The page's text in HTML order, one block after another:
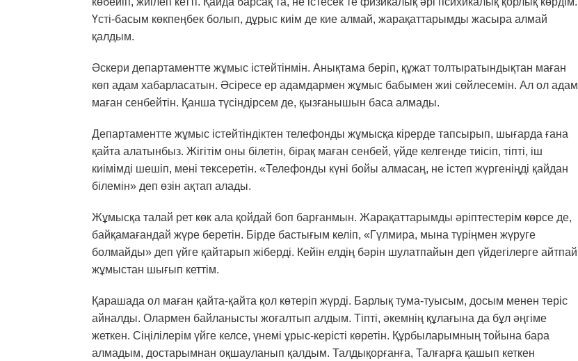
Үсті-басым көкпеңбек болып, дұрыс киім де кие алмай, жарақаттарымды жасыра алмай
қалдым.
Әскери департаментте жұмыс істейтінмін. Анықтама беріп, құжат толтыратындықтан маған
көп адам хабарласатын. Әсіресе ер адамдармен жұмыс бабымен жиі сөйлесемін. Ал ол адам
маған сенбейтін. Қанша түсіндірсем де, қызғанышын баса алмады.
Департаментте жұмыс істейтіндіктен телефонды жұмысқа кірерде тапсырып, шығарда ғана
қайта алатынбыз. Жігітім оны білетін, бірақ маған сенбей, үйде келгенде тиісіп, тіпті, іш
киімімді шешіп, мені тексеретін. «Телефонды күні бойы алмасаң, не істеп жүргеніңді қайдан
білемін» деп өзін ақтап алады.
Жұмысқа талай рет көк ала қойдай боп барғанмын. Жарақаттарымды әріптестерім көрсе де,
байқамағандай жүре беретін. Бірде бастығым келіп, «Гүлмира, мына түріңмен жүруге
болмайды» деп үйге қайтарып жіберді. Кейін елдің бәрін шулатпайын деп үйдегілерге айтпай
жұмыстан шығып кеттім.
Қарашада ол маған қайта-қайта қол көтеріп жүрді. Барлық тума-туысым, досым менен теріс
айналды. Олармен байланысты жоғалтып алдым. Тіпті, әкемнің құлағына да бұл әңгіме
жеткен. Сіңілілерім үйге келсе, үнемі ұрыс-керісті көретін. Құрбыларымның тойына бара
алмадым, достарымнан оқшауланып қалдым. Талдықорғанға, Талғарға қашып кеткен